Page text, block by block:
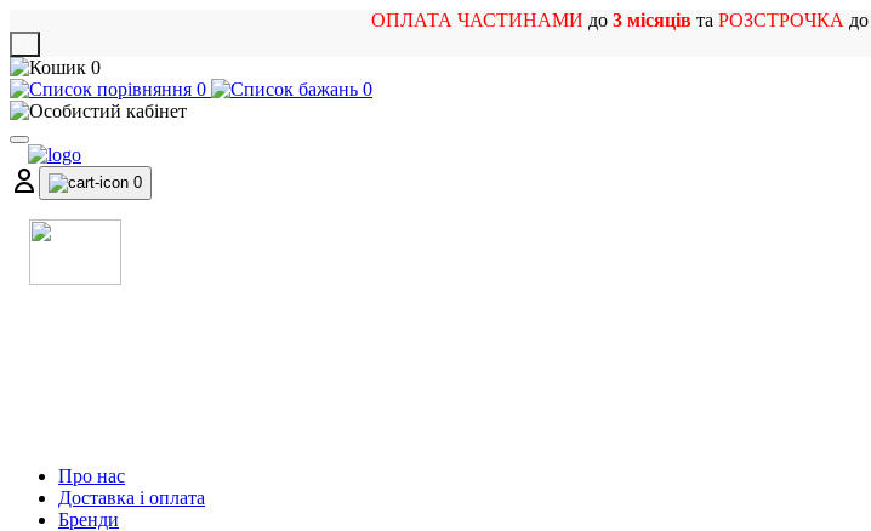
ОПЛАТА ЧАСТИНАМИ до 3 місяцівта РОЗСТРОЧКА до
0
0
0
0
Про нас
Доставка і оплата
Бренди